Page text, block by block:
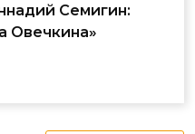
Семигин:
Овечкина»